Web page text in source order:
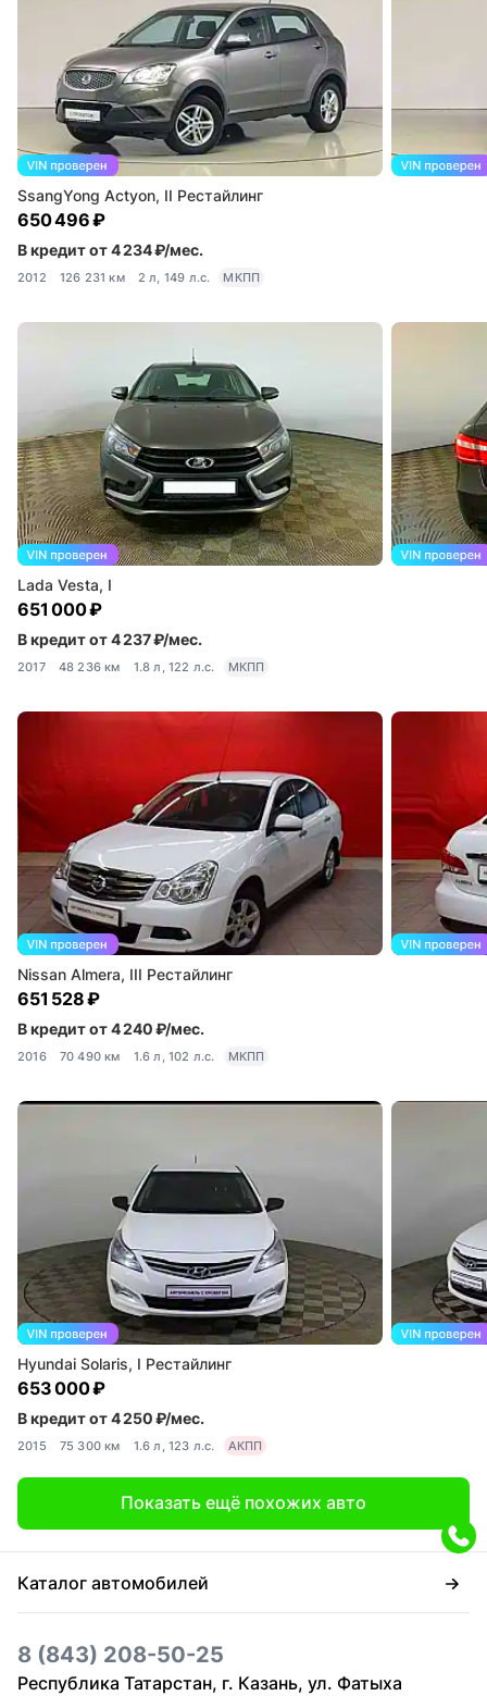
SsangYong Actyon, II Рестайлинг
650 496 ₽
В кредит от 4 234 ₽/мес.
2012 126 231 км 2 л, 149 л.с. МКПП
Lada Vesta, I
651 000 ₽
В кредит от 4 237 ₽/мес.
2017 48 236 км 1.8 л, 122 л.с. МКПП
Nissan Almera, III Рестайлинг
651 528 ₽
В кредит от 4 240 ₽/мес.
2016 70 490 км 1.6 л, 102 л.с. МКПП
Hyundai Solaris, I Рестайлинг
653 000 ₽
В кредит от 4 250 ₽/мес.
2015 75 300 км 1.6 л, 123 л.с. АКПП
Показать ещё похожих авто
Каталог автомобилей
8 (843) 208-50-25
Республика Татарстан, г. Казань, ул. Фатыха